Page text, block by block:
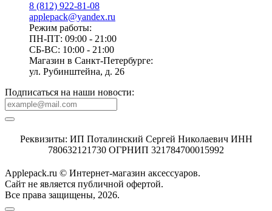
8 (812) 922-81-08
applepack@yandex.ru
Режим работы:
ПН-ПТ: 09:00 - 21:00
СБ-ВС: 10:00 - 21:00
Магазин в Санкт-Петербурге:
ул. Рубинштейна, д. 26
Подписаться на наши новости:
Реквизиты: ИП Поталинский Сергей Николаевич ИНН
780632121730 ОГРНИП 321784700015992
Applepack.ru © Интернет-магазин аксессуаров.
Cайт не является публичной офертой.
Все права защищены, 2026.